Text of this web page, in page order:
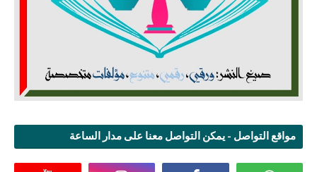
مواقع التواصل - يمكن التواصل معنا على مدار الساعة